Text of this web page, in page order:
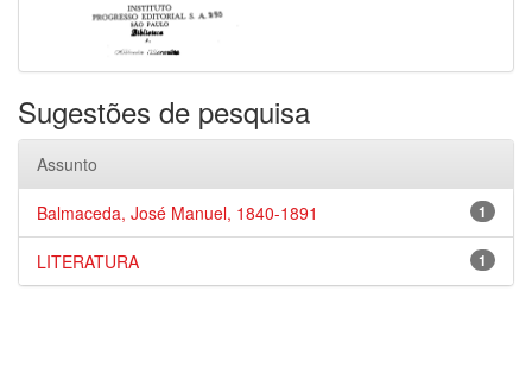
Sugestões de pesquisa
Assunto
1
Balmaceda, José Manuel, 1840-1891
1
LITERATURA